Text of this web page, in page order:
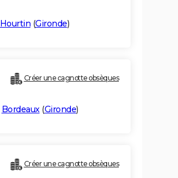
Hourtin (Gironde)
Créer une cagnotte obsèques
Bordeaux(Gironde)
Créer une cagnotte obsèques